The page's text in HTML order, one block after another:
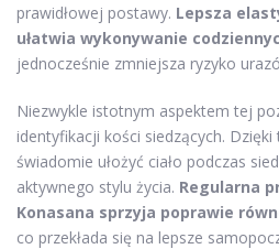
prawidłowej postawy. Lepsza
ułatwia wykonywanie
jednocześnie zmniejsza ryzyko
Niezwykle istotnym aspektem tej
identyfikacji kości siedzących.
świadomie ułożyć ciało podczas
aktywnego stylu życia. Regularna
Konasana sprzyja poprawie
co przekłada się na lepsze